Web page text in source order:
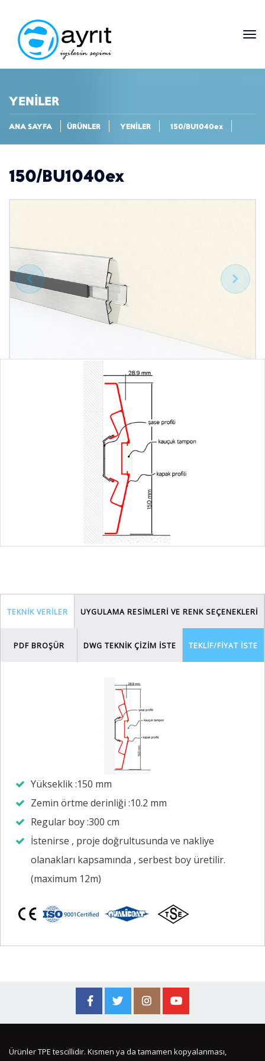
YENİLER
ANA SAYFA ÜRÜNLER YENİLER 150/BU1040ex
150/BU1040ex
Geri İleri
TEKNİK VERİLER UYGULAMA RESİMLERİ VE RENK SEÇENEKLERİ
PDF BROŞÜR DWG TEKNİK ÇİZİM İSTE TEKLİF/FİYAT İSTE
Yükseklik :150 mm
Zemin örtme derinliği :10.2 mm
Regular boy :300 cm
İstenirse , proje doğrultusunda ve nakliye
olanakları kapsamında , serbest boy üretilir.
(maximum 12m)
Ürünler TPE tescillidir. Kısmen ya da tamamen kopyalanması,